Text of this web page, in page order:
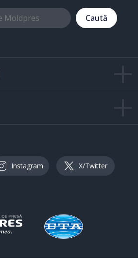
Caută
Instagram X/Twitter